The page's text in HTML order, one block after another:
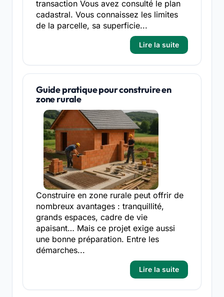
transaction Vous avez consulté le plan
cadastral. Vous connaissez les limites
de la parcelle, sa superficie...
Lire la suite
Guide pratique pour construire en
zone rurale
Construire en zone rurale peut offrir de
nombreux avantages : tranquillité,
grands espaces, cadre de vie
apaisant… Mais ce projet exige aussi
une bonne préparation. Entre les
démarches...
Lire la suite